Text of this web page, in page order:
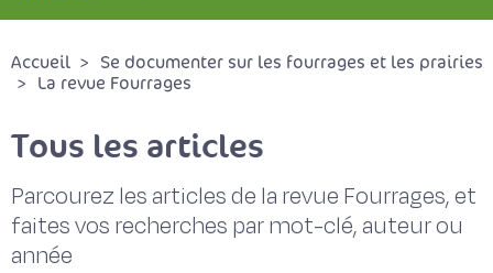
Accueil
Se documenter sur les fourrages et les prairies
La revue Fourrages
Tous les articles
Parcourez les articles de la revue Fourrages, et
faites vos recherches par mot-clé, auteur ou
année